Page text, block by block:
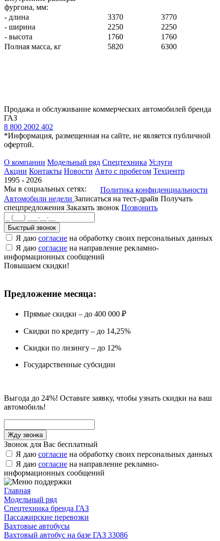
фургона, мм:
- длина
3370
3770
- ширина
2250
2250
- высота
1760
1760
Полная масса, кг
5820 6300
Продажа и обслуживание коммерческих автомобилей бренда
ГАЗ
8 800 2002 402
*Информация, размещенная на сайте, не является публичной
офертой.
О компании Модельный ряд Спецтехника Услуги
Акции Контакты Новости Авто с пробегом Техцентр
1995 - 2026
Мы в социальных сетях:
Политика конфиденциальности
Автомобили недели Записаться на тест-драйв Получать
спецпредложения Заказать звонок Позвонить
Быстрый звонок
Я даю согласие на обработку своих персональных данных
Я даю согласие на направление рекламно-
информационных сообщений
Повышаем скидки!
Предложение месяца:
Прямые скидки – до 400 000 ₽
Скидки по кредиту – до 14,25%
Скидки по лизингу – до 12%
Государственные субсидии
Выгода до 24%! Оставьте заявку, чтобы узнать скидки на ваш
автомобиль!
Звонок для Вас бесплатный
Я даю согласие на обработку своих персональных данных
Я даю согласие на направление рекламно-
информационных сообщений
Главная
Модельный ряд
Спецтехника бренда ГАЗ
Пассажирские перевозки
Вахтовые автобусы
Вахтовый автобус на базе ГАЗ 33086